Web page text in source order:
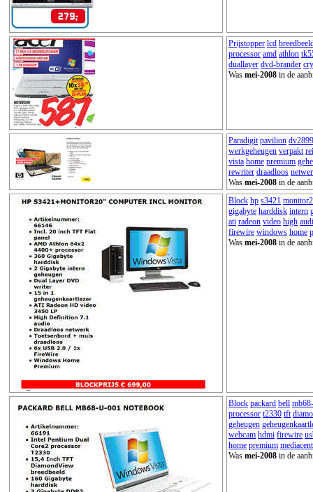
Prijstopper lcd
processor amd athlon
duallayer dvd-brander
Was mei-2008 in de
Paradigit pavilion
werkgeheugen verpakt
vista home premium
rewriter draadloos
Was mei-2008 in de
Block hp s3421
gigabyte harddisk intern
ati radeon video high
firewire windows home
Was mei-2008 in de
Block packard bell
processor t2330 tft
geheugen
webcam hdmi firewire
home premium
Was mei-2008 in de